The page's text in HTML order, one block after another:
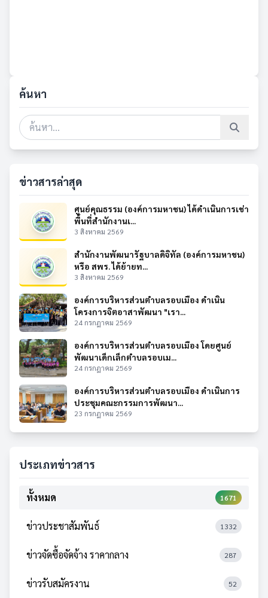
ค้นหา
ข่าวสารล่าสุด
ศูนย์คุณธรรม (องค์การมหาชน) ได้ดำเนินการเช่า
พื้นที่สำนักงานเ...
3 สิงหาคม 2569
สำนักงานพัฒนารัฐบาลดิจิทัล (องค์การมหาชน)
หรือ สพร. ได้ย้ายท...
3 สิงหาคม 2569
องค์การบริหารส่วนตำบลรอบเมือง ดำเนิน
โครงการจิตอาสาพัฒนา "เรา...
24 กรกฎาคม 2569
องค์การบริหารส่วนตำบลรอบเมือง โดยศูนย์
พัฒนาเด็กเล็กตำบลรอบเม...
24 กรกฎาคม 2569
องค์การบริหารส่วนตำบลรอบเมือง ดำเนินการ
ประชุมคณะกรรมการพัฒนา...
23 กรกฎาคม 2569
ประเภทข่าวสาร
ทั้งหมด 1671
ข่าวประชาสัมพันธ์ 1332
ข่าวจัดซื้อจัดจ้าง ราคากลาง 287
ข่าวรับสมัครงาน 52